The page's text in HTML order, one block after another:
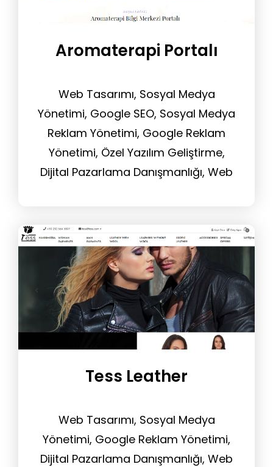
Aromaterapi Portalı
Web Tasarımı, Sosyal Medya
Yönetimi, Google SEO, Sosyal Medya
Reklam Yönetimi, Google Reklam
Yönetimi, Özel Yazılım Geliştirme,
Dijital Pazarlama Danışmanlığı, Web
Tess Leather
Web Tasarımı, Sosyal Medya
Yönetimi, Google Reklam Yönetimi,
Dijital Pazarlama Danışmanlığı, Web